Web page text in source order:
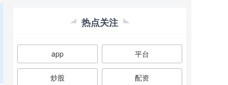
热点关注
app 平台
炒股 配资